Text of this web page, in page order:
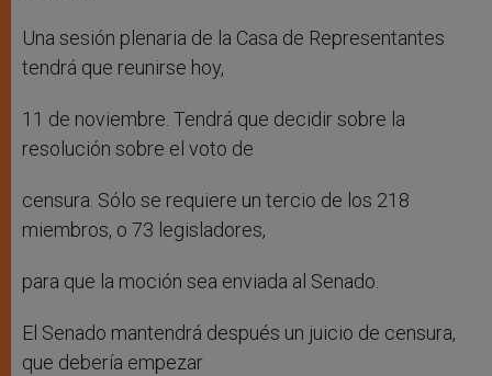
Una sesión plenaria de la Casa de Representantes
tendrá que reunirse hoy,
11 de noviembre. Tendrá que decidir sobre la
resolución sobre el voto de
censura. Sólo se requiere un tercio de los 218
miembros, o 73 legisladores,
para que la moción sea enviada al Senado.
El Senado mantendrá después un juicio de censura,
que debería empezar